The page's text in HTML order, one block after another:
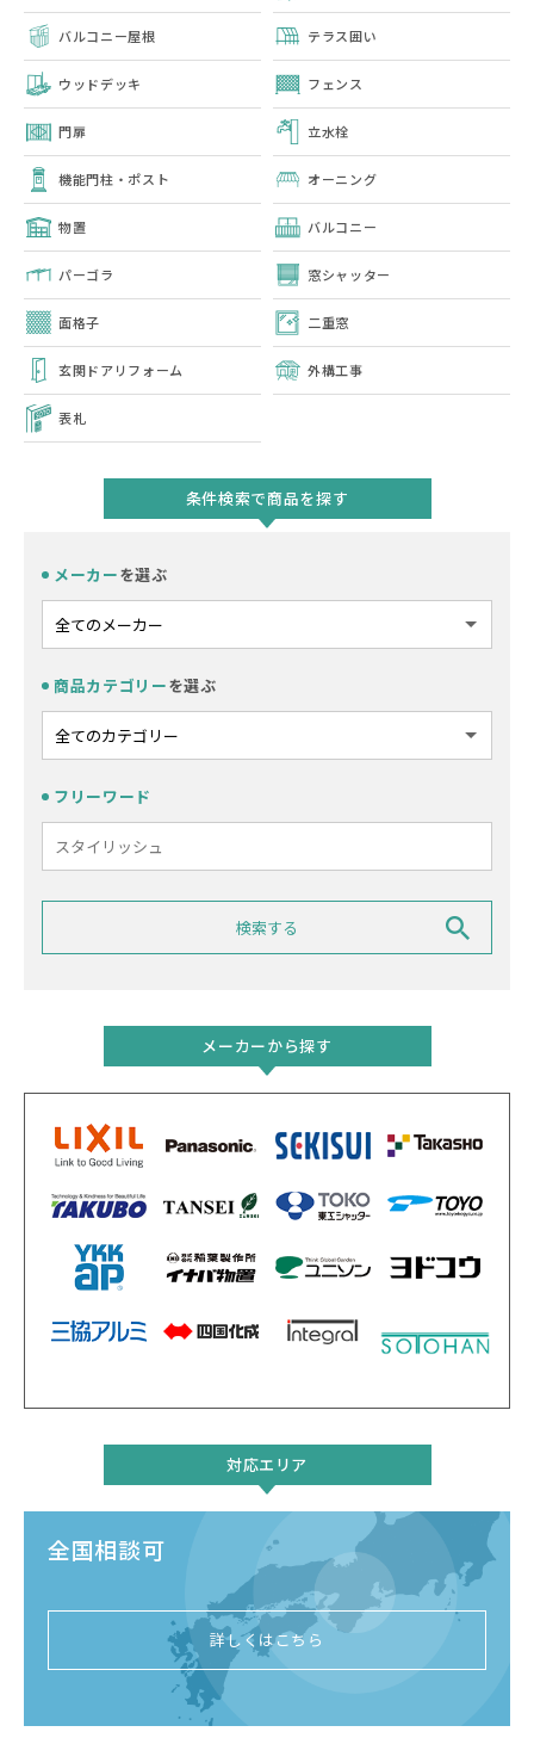
バルコニー屋根 テラス囲い
ウッドデッキ フェンス
門扉 立水栓
機能門柱・ポスト オーニング
物置 バルコニー
パーゴラ 窓シャッター
面格子 二重窓
玄関ドアリフォーム 外構工事
表札
条件検索で商品を探す
メーカーを選ぶ
商品カテゴリーを選ぶ
フリーワード
メーカーから探す
対応エリア
全国相談可
詳しくはこちら